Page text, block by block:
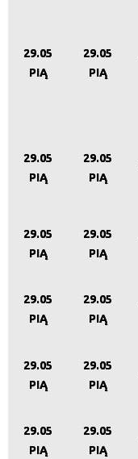
29.05
PIĄ
29.05
PIĄ
29.05
PIĄ
29.05
PIĄ
29.05
PIĄ
29.05
PIĄ
29.05
PIĄ
29.05
PIĄ
29.05
PIĄ
29.05
PIĄ
29.05
PIĄ
29.05
PIĄ